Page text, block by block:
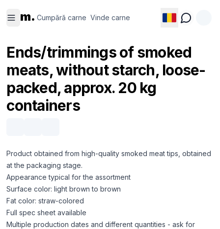
m. Cumpără carne Vinde carne
carne
carne
Ends/trimmings of smoked
meats, without starch, loose-
packed, approx. 20 kg
containers
Product obtained from high-quality smoked meat tips, obtained
at the packaging stage.
Appearance typical for the assortment
Surface color: light brown to brown
Fat color: straw-colored
Full spec sheet available
Multiple production dates and different quantities - ask for